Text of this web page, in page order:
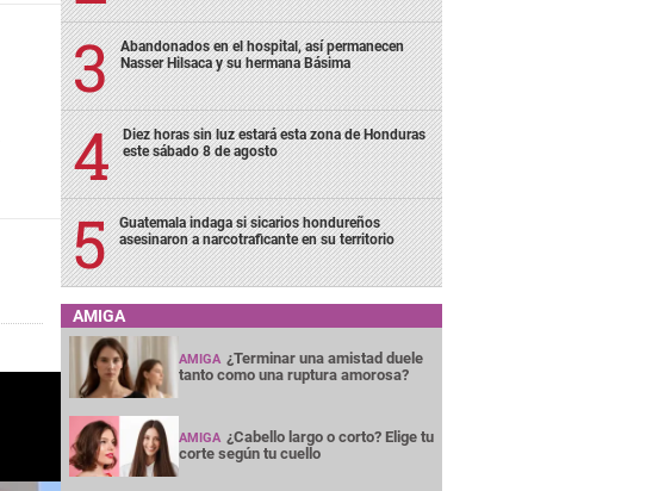
Abandonados en el hospital, así permanecen
Nasser Hilsaca y su hermana Básima
Diez horas sin luz estará esta zona de Honduras
este sábado 8 de agosto
Guatemala indaga si sicarios hondureños
asesinaron a narcotraficante en su territorio
AMIGA
AMIGA ¿Terminar una amistad duele
tanto como una ruptura amorosa?
AMIGA ¿Cabello largo o corto? Elige tu
corte según tu cuello